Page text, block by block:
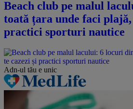
Beach club pe malul
toată țara unde faci plajă,
practici sporturi nautice
Adn-ul tău e unic